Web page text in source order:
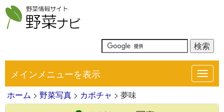
メインメニューを表示
ホーム > 野菜写真 > カボチャ > 夢味